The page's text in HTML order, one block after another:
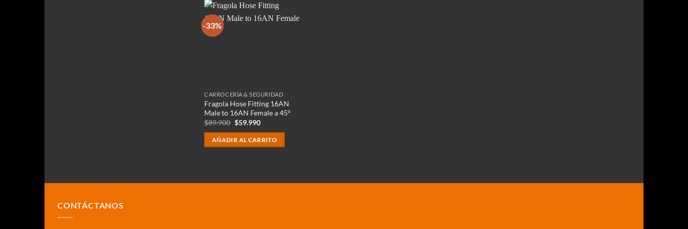
-33%
CARROCERÍA & SEGURIDAD
Fragola Hose Fitting 16AN
Male to 16AN Female a 45°
$89.900 El
original
era:
$59.990El
actual
es:
AÑADIR AL CARRITO
CONTÁCTANOS